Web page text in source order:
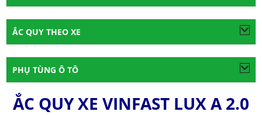
ẮC QUY THEO XE
PHỤ TÙNG Ô TÔ
ẮC QUY XE VINFAST LUX A 2.0